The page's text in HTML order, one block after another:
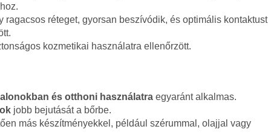
ragacsos réteget, gyorsan beszívódik, és optimális kontaktust
kozmetikai használatra ellenőrzött.
és otthoni használatra egyaránt alkalmas.
jobb bejutását a bőrbe.
más készítményekkel, például szérummal, olajjal vagy